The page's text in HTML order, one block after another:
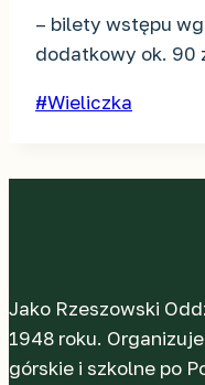
– bilety wstępu
dodatkowy ok. 90
Tagi
#Wieliczka
Jako Rzeszowski
1948 roku.
górskie i szkolne po